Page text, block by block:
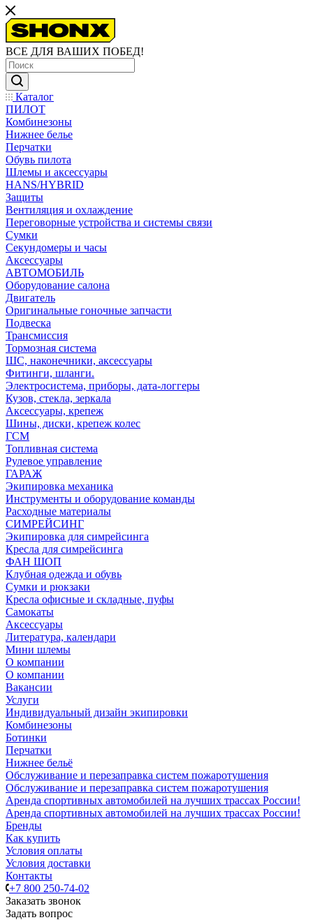
ВСЕ ДЛЯ ВАШИХ ПОБЕД!
Каталог
ПИЛОТ
Комбинезоны
Нижнее белье
Перчатки
Обувь пилота
Шлемы и аксессуары
HANS/HYBRID
Защиты
Вентиляция и охлаждение
Переговорные устройства и системы связи
Сумки
Секундомеры и часы
Аксессуары
АВТОМОБИЛЬ
Оборудование салона
Двигатель
Оригинальные гоночные запчасти
Подвеска
Трансмиссия
Тормозная система
ШС, наконечники, аксессуары
Фитинги, шланги.
Электросистема, приборы, дата-логгеры
Кузов, стекла, зеркала
Аксессуары, крепеж
Шины, диски, крепеж колес
ГСМ
Топливная система
Рулевое управление
ГАРАЖ
Экипировка механика
Инструменты и оборудование команды
Расходные материалы
СИМРЕЙСИНГ
Экипировка для симрейсинга
Кресла для симрейсинга
ФАН ШОП
Клубная одежда и обувь
Сумки и рюкзаки
Кресла офисные и складные, пуфы
Самокаты
Аксессуары
Литература, календари
Мини шлемы
О компании
О компании
Вакансии
Услуги
Индивидуальный дизайн экипировки
Комбинезоны
Ботинки
Перчатки
Нижнее бельё
Обслуживание и перезаправка систем пожаротушения
Обслуживание и перезаправка систем пожаротушения
Аренда спортивных автомобилей на лучших трассах России!
Аренда спортивных автомобилей на лучших трассах России!
Бренды
Как купить
Условия оплаты
Условия доставки
Контакты
+7 800 250-74-02
Заказать звонок
Задать вопрос